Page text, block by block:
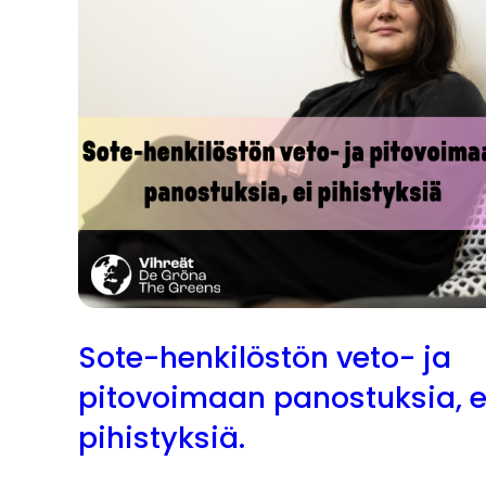
Sote-henkilöstön veto- ja
pitovoimaan panostuksia,
pihistyksiä.